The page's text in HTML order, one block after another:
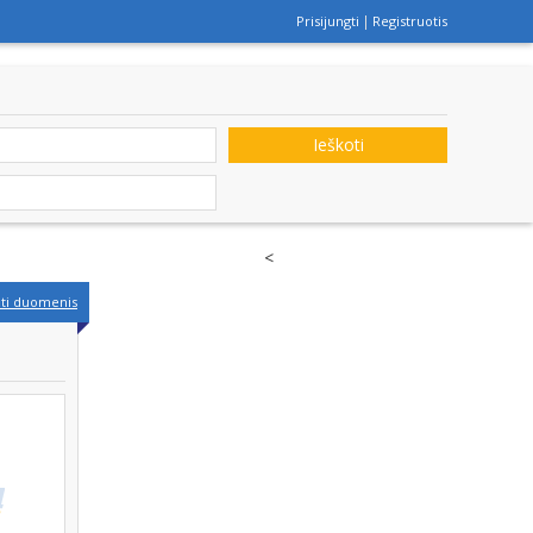
Prisijungti Registruotis
Ieškoti
duomenis
<